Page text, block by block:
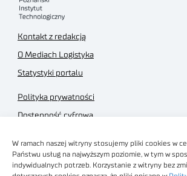
W ramach naszej witryny stosujemy pliki cookies w
Państwu usług na najwyższym poziomie, w tym w
indywidualnych potrzeb. Korzystanie z witryny bez
Kontakt z redakcją
O Mediach Logistyka
Statystyki portalu
Polityka prywatności
Dostępność cyfrowa
Regulamin sklepu